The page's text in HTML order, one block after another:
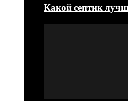
Какой септик